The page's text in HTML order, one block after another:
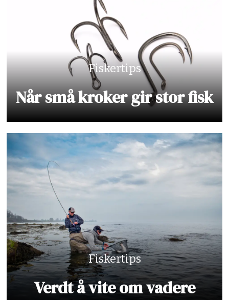
Fiskertips
Når små kroker gir stor fisk
Fiskertips
Verdt å vite om vadere